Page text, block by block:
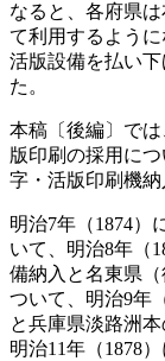
なると、各府県
て利用するよう
活版設備を払い
た。
本稿〔後編〕で
版印刷の採用に
字・活版印刷機納
明治7年（1874）
いて、明治8年（
備納入と名東県
ついて、明治9年
と兵庫県淡路洲
明治11年（1878